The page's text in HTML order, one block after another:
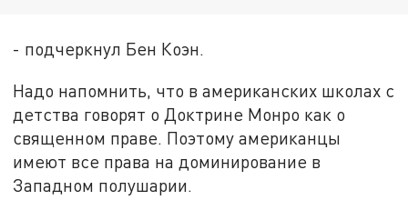
- подчеркнул Бен Коэн.
Надо напомнить, что в американских школах с
детства говорят о Доктрине Монро как о
священном праве. Поэтому американцы
имеют все права на доминирование в
Западном полушарии.